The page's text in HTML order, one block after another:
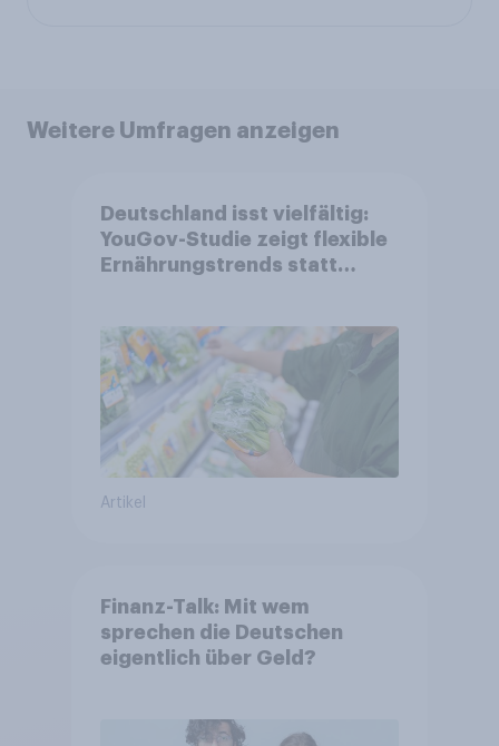
Weitere Umfragen anzeigen
Deutschland isst vielfältig:
YouGov-Studie zeigt flexible
Ernährungstrends statt
Artikel
Finanz-Talk: Mit wem
sprechen die Deutschen
eigentlich über Geld?